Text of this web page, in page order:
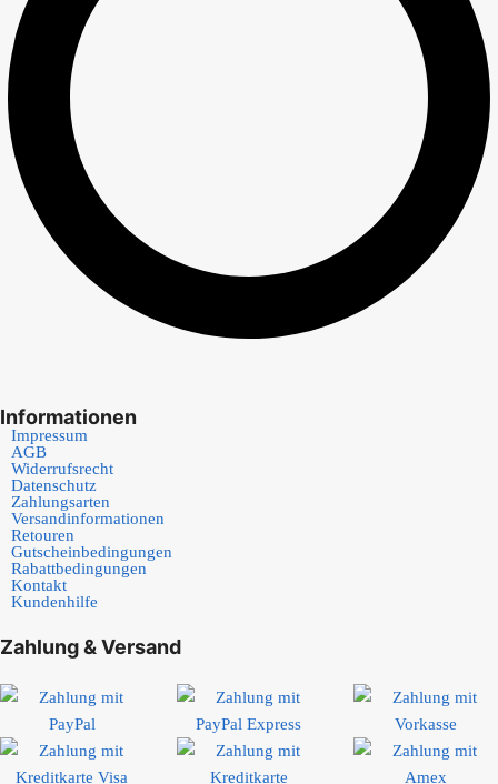
Informationen
Impressum
AGB
Widerrufsrecht
Datenschutz
Zahlungsarten
Versandinformationen
Retouren
Gutscheinbedingungen
Rabattbedingungen
Kontakt
Kundenhilfe
Zahlung & Versand